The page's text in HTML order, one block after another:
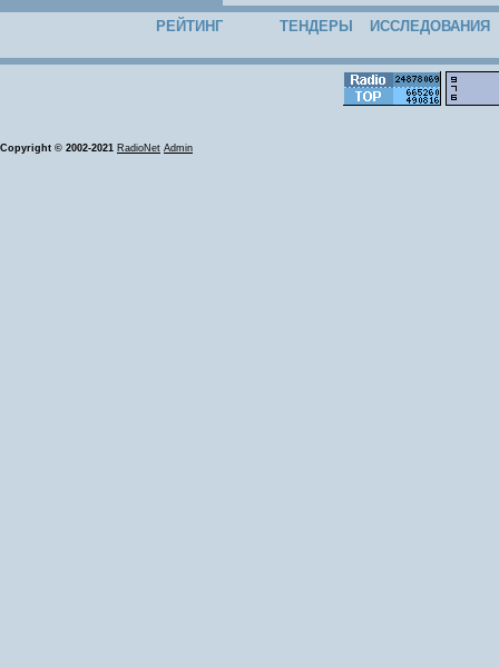
РЕЙТИНГ ТЕНДЕРЫ ИССЛЕДОВАНИЯ
Copyright © 2002-2021 RadioNet Admin